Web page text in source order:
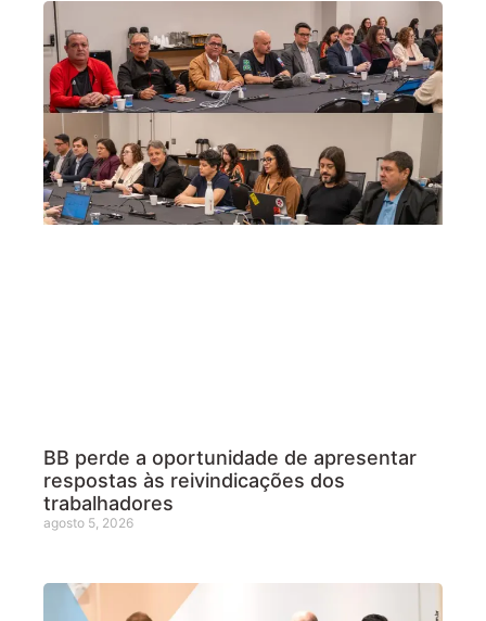
BB perde a oportunidade de apresentar
respostas às reivindicações dos
trabalhadores
agosto 5, 2026